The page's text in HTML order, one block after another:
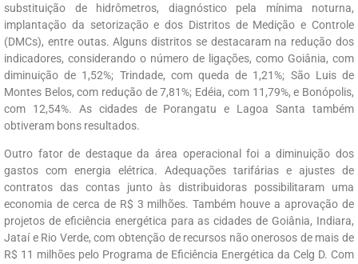
substituição de hidrômetros, diagnóstico pela mínima noturna,
implantação da setorização e dos Distritos de Medição e Controle
(DMCs), entre outas. Alguns distritos se destacaram na redução dos
indicadores, considerando o número de ligações, como Goiânia, com
diminuição de 1,52%; Trindade, com queda de 1,21%; São Luis de
Montes Belos, com redução de 7,81%; Edéia, com 11,79%, e Bonópolis,
com 12,54%. As cidades de Porangatu e Lagoa Santa também
obtiveram bons resultados.
Outro fator de destaque da área operacional foi a diminuição dos
gastos com energia elétrica. Adequações tarifárias e ajustes de
contratos das contas junto às distribuidoras possibilitaram uma
economia de cerca de R$ 3 milhões. Também houve a aprovação de
projetos de eficiência energética para as cidades de Goiânia, Indiara,
Jataí e Rio Verde, com obtenção de recursos não onerosos de mais de
R$ 11 milhões pelo Programa de Eficiência Energética da Celg D. Com